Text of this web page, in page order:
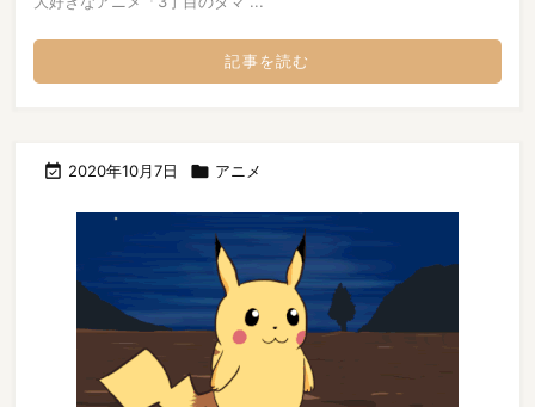
記事を読む
 2020年10月7日  アニメ